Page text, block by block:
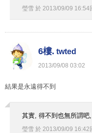
瑩雪 於 2013/09/09 16:54
6樓. twted
2013/09/08 03:02
結果是永遠得不到
其實, 得不到也無所謂吧
瑩雪 於 2013/09/09 16:42